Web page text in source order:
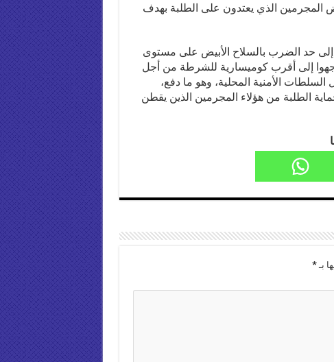
المجرمين الذي يعتدون على الطلبة بهدف
إلى حد الضرب بالسلاح الأبيض على مستوى
إلى أقرب كوميسارية للشرطة من أجل
الأمنية المحلية، وهو ما دفع،
الطلبة من هؤلاء المجرمين الذين يقطن
بـ*